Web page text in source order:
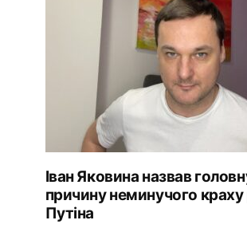
Іван Яковина назвав
причину неминучого
Путіна